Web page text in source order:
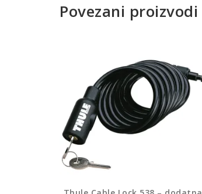
Povezani proizvodi